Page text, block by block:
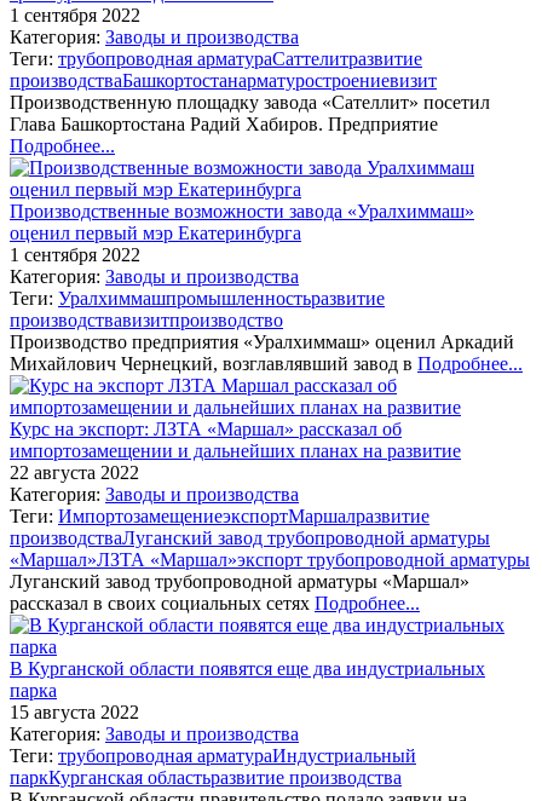
1 сентября 2022
Категория: Заводы и производства
Теги: трубопроводная арматураСаттелитразвитие
производстваБашкортостанарматуростроениевизит
Производственную площадку завода «Сателлит» посетил
Глава Башкортостана Радий Хабиров. Предприятие
Подробнее...
Производственные возможности завода «Уралхиммаш»
оценил первый мэр Екатеринбурга
1 сентября 2022
Категория: Заводы и производства
Теги: Уралхиммашпромышленностьразвитие
производствавизитпроизводство
Производство предприятия «Уралхиммаш» оценил Аркадий
Михайлович Чернецкий, возглавлявший завод в Подробнее...
Курс на экспорт: ЛЗТА «Маршал» рассказал об
импортозамещении и дальнейших планах на развитие
22 августа 2022
Категория: Заводы и производства
Теги: ИмпортозамещениеэкспортМаршалразвитие
производстваЛуганский завод трубопроводной арматуры
«Маршал»ЛЗТА «Маршал»экспорт трубопроводной арматуры
Луганский завод трубопроводной арматуры «Маршал»
рассказал в своих социальных сетях Подробнее...
В Курганской области появятся еще два индустриальных
парка
15 августа 2022
Категория: Заводы и производства
Теги: трубопроводная арматураИндустриальный
паркКурганская областьразвитие производства